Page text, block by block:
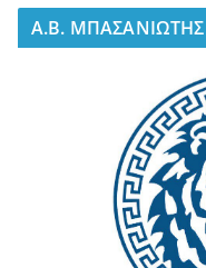
A.B. ΜΠΑΣΑΝΙΩΤΗΣ